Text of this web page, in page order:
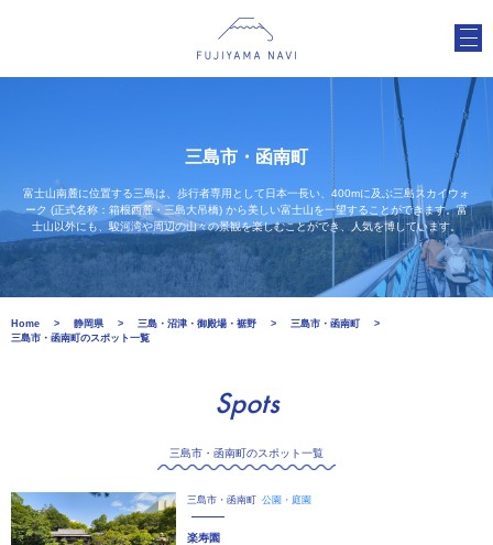
三島市・函南町
富士山南麓に位置する三島は、歩行者専用として日本一長い、400mに及ぶ三島スカイウォ
ーク (正式名称：箱根西麓・三島大吊橋) から美しい富士山を一望することができます。富
士山以外にも、駿河湾や周辺の山々の景観を楽しむことができ、人気を博しています。
Home 静岡県 三島・沼津・御殿場・裾野
三島市・函南町
三島市・函南町のスポット一覧
Spots
三島市・函南町のスポット一覧
三島市・函南町 公園・庭園
楽寿園